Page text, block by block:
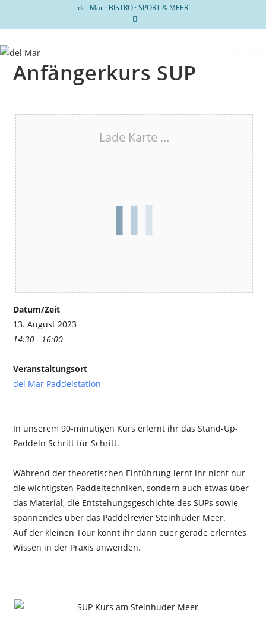
del Mar · BISTRO · SPORT & MEER
Anfängerkurs SUP
Lade Karte ...
Datum/Zeit
13. August 2023
14:30 - 16:00
Veranstaltungsort
del Mar Paddelstation
In unserem 90-minütigen Kurs erlernt ihr das Stand-Up-
Paddeln Schritt für Schritt.
Während der theoretischen Einführung lernt ihr nicht nur
die wichtigsten Paddeltechniken, sondern auch etwas über
das Material, die Entstehungsgeschichte des SUPs sowie
spannendes über das Paddelrevier Steinhuder Meer.
Auf der kleinen Tour könnt ihr dann euer gerade erlerntes
Wissen in der Praxis anwenden.